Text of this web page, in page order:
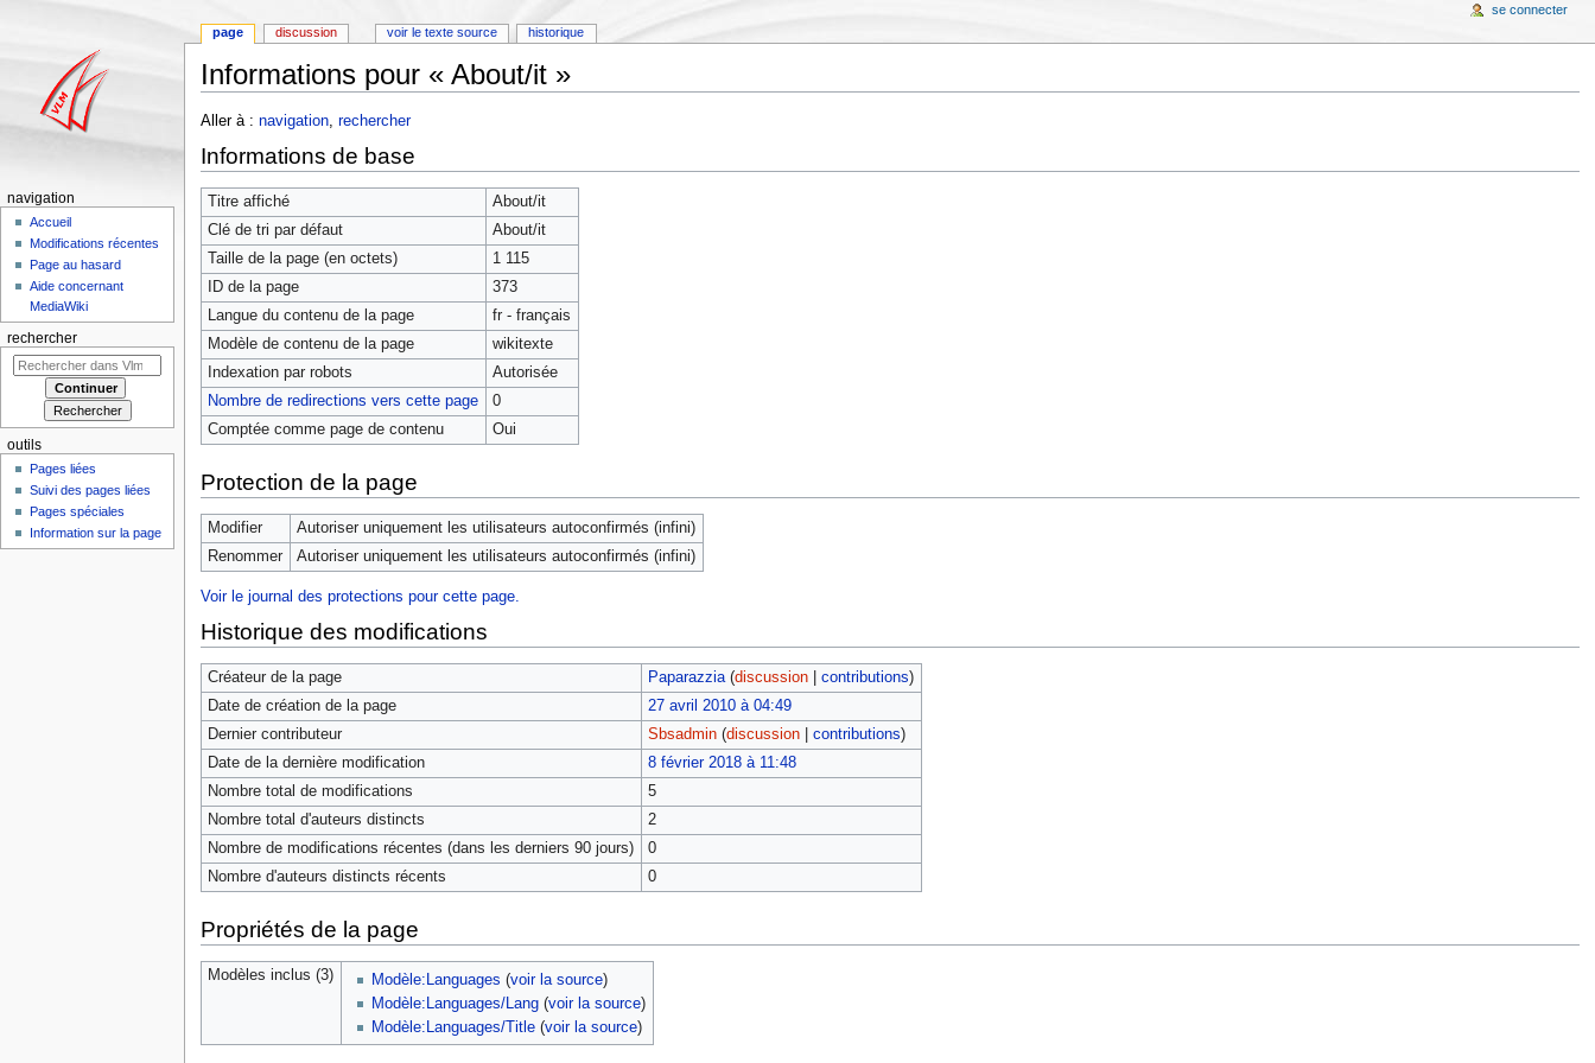
Informations pour « About/it »
Aller à : navigation, rechercher
Informations de base
Titre affiché
About/it
Clé de tri par défaut
About/it
Taille de la page (en octets)
1 115
ID de la page
373
Langue du contenu de la page
fr - français
Modèle de contenu de la page
wikitexte
Indexation par robots
Autorisée
Nombre de redirections vers cette page
0
Comptée comme page de contenu
Oui
Protection de la page
Modifier
Autoriser uniquement les utilisateurs autoconfirmés (infini)
Renommer
Autoriser uniquement les utilisateurs autoconfirmés (infini)
Voir le journal des protections pour cette page.
Historique des modifications
Créateur de la page Paparazzia (discussion| contributions)
Date de création de la page
27 avril 2010 à 04:49
Dernier contributeur
Sbsadmin (discussion| contributions)
Date de la dernière modification
8 février 2018 à 11:48
Nombre total de modifications
5
Nombre total d'auteurs distincts
2
Nombre de modifications récentes (dans les derniers 90 jours)
0
Nombre d'auteurs distincts récents
0
Propriétés de la page
Modèles inclus (3) Modèle:Languages (voir la source)
Modèle:Languages/Lang (voir la source)
Modèle:Languages/Title (voir la source)
page discussion voir le texte source historique
se connecter
navigation
Accueil
Modifications récentes
Page au hasard
Aide concernant
MediaWiki
rechercher
outils
Pages liées
Suivi des pages liées
Pages spéciales
Information sur la page